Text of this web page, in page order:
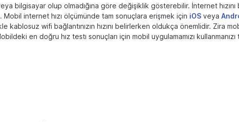
bilgisayar olup olmadığına göre değişiklik gösterebilir. İnternet
internet hızı ölçümünde tam sonuçlara erişmek için iOSveya
wifi bağlantınızın hızını belirlerken oldukça önemlidir. Zira
en doğru hız testı sonuçları için mobil uygulamamızı